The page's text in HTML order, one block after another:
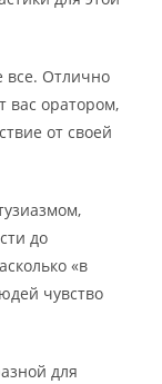
все. Отлично
вас оратором,
от своей
до
«в
чувство
для